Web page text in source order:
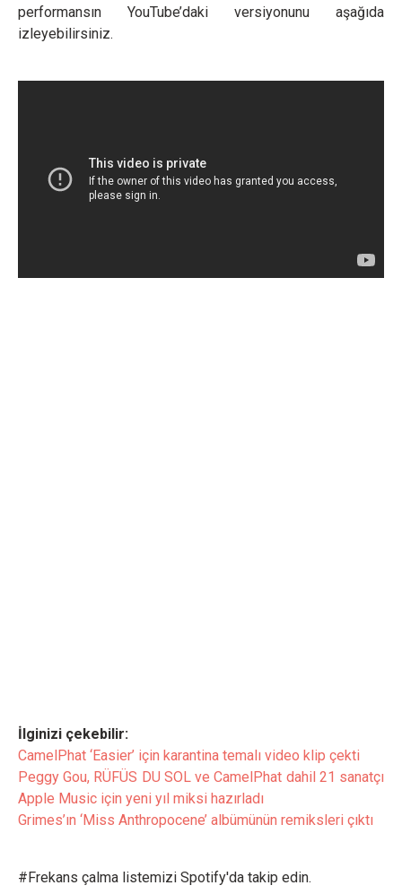
performansın YouTube’daki versiyonunu aşağıda
izleyebilirsiniz.
İlginizi çekebilir:
CamelPhat ‘Easier’ için karantina temalı video klip çekti
Peggy Gou, RÜFÜS DU SOL ve CamelPhat dahil 21 sanatçı
Apple Music için yeni yıl miksi hazırladı
Grimes’ın ‘Miss Anthropocene’ albümünün remiksleri çıktı
#Frekans çalma listemizi Spotify'da takip edin.